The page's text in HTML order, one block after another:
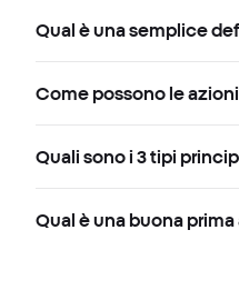
Qual è una semplice
Come possono le
Quali sono i 3 tipi
Qual è una buona